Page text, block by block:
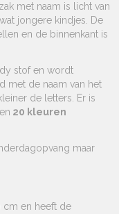
met naam is licht van
jongere kindjes. De
en de binnenkant is
stof en wordt
met de naam van het
de letters. Er is
en 20 kleuren
maar
cm en heeft de